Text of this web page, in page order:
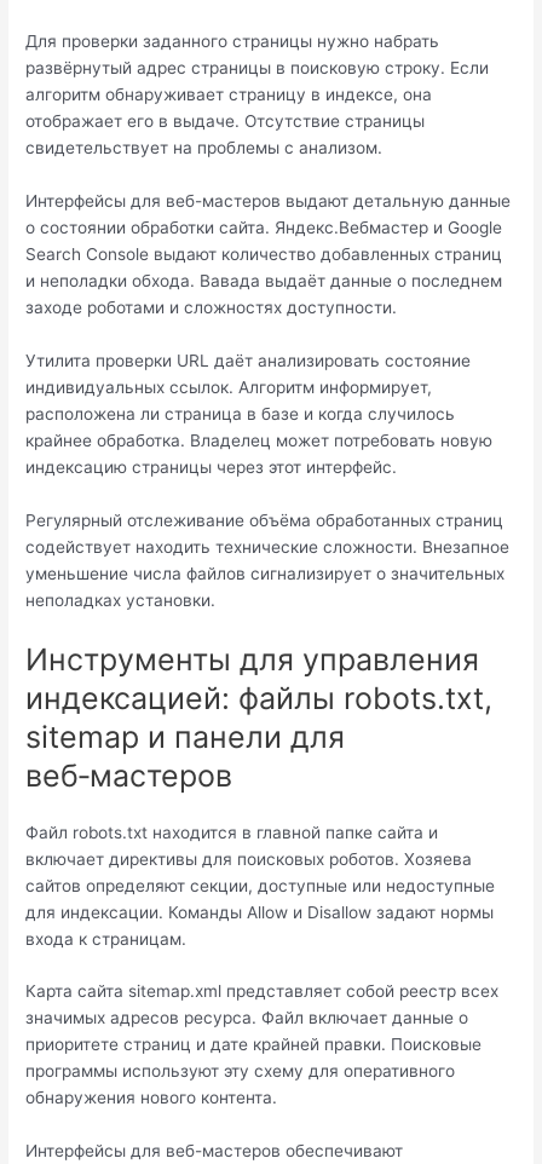
Для проверки заданного страницы нужно набрать
развёрнутый адрес страницы в поисковую строку. Если
алгоритм обнаруживает страницу в индексе, она
отображает его в выдаче. Отсутствие страницы
свидетельствует на проблемы с анализом.
Интерфейсы для веб-мастеров выдают детальную данные
о состоянии обработки сайта. Яндекс.Вебмастер и Google
Search Console выдают количество добавленных страниц
и неполадки обхода. Вавада выдаёт данные о последнем
заходе роботами и сложностях доступности.
Утилита проверки URL даёт анализировать состояние
индивидуальных ссылок. Алгоритм информирует,
расположена ли страница в базе и когда случилось
крайнее обработка. Владелец может потребовать новую
индексацию страницы через этот интерфейс.
Регулярный отслеживание объёма обработанных страниц
содействует находить технические сложности. Внезапное
уменьшение числа файлов сигнализирует о значительных
неполадках установки.
Инструменты для управления
индексацией: файлы robots.txt,
sitemap и панели для
веб‑мастеров
Файл robots.txt находится в главной папке сайта и
включает директивы для поисковых роботов. Хозяева
сайтов определяют секции, доступные или недоступные
для индексации. Команды Allow и Disallow задают нормы
входа к страницам.
Карта сайта sitemap.xml представляет собой реестр всех
значимых адресов ресурса. Файл включает данные о
приоритете страниц и дате крайней правки. Поисковые
программы используют эту схему для оперативного
обнаружения нового контента.
Интерфейсы для веб-мастеров обеспечивают